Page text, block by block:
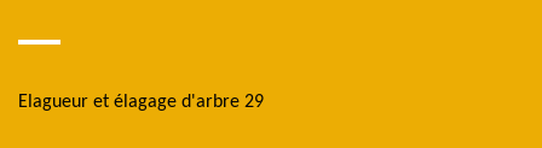
Elagueur et élagage d'arbre 29